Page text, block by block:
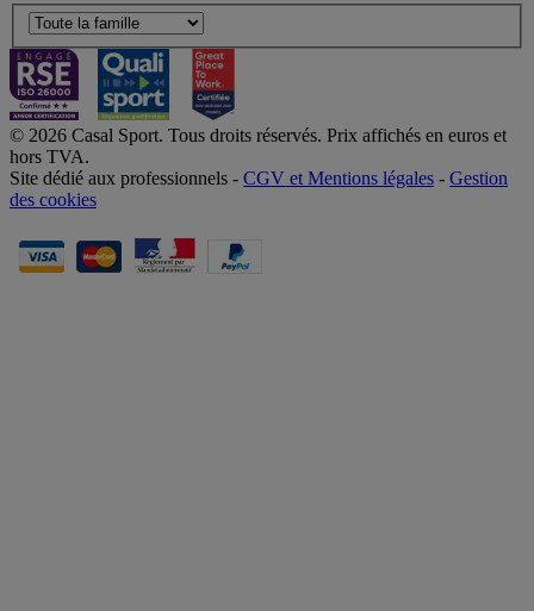
© 2026 Casal Sport. Tous droits réservés. Prix affichés en euros et
hors TVA.
Site dédié aux professionnels - CGV et Mentions légales - Gestion
des cookies